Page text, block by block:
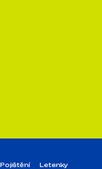
Pojištění
Letenky